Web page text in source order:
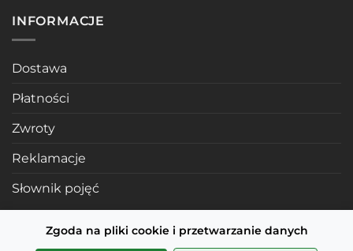
Zgoda na pliki cookie i przetwarzanie danych
INFORMACJE
Dostawa
Płatności
Zwroty
Reklamacje
Słownik pojęć
POLECANE STRONY